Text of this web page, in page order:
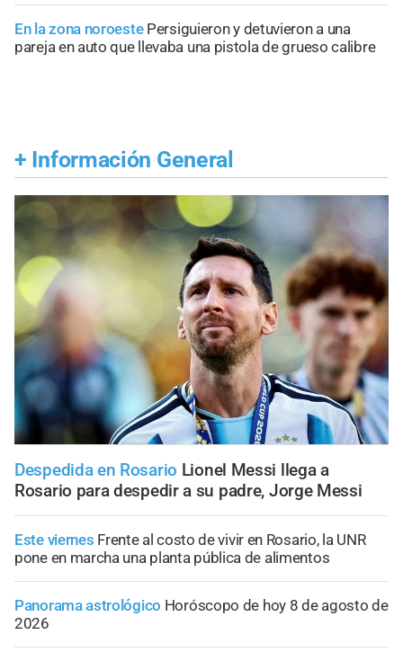
En la zona noroeste Persiguieron y detuvieron a una
pareja en auto que llevaba una pistola de grueso calibre
+ Información General
Despedida en Rosario Lionel Messi llega a
Rosario para despedir a su padre, Jorge Messi
Este viernes Frente al costo de vivir en Rosario, la UNR
pone en marcha una planta pública de alimentos
Panorama astrológico Horóscopo de hoy 8 de agosto de
2026